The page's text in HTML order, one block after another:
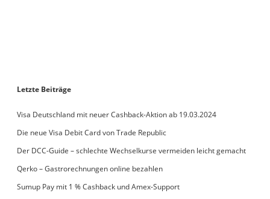
Letzte Beiträge
Visa Deutschland mit neuer Cashback-Aktion ab 19.03.2024
Die neue Visa Debit Card von Trade Republic
Der DCC-Guide – schlechte Wechselkurse vermeiden leicht gemacht
Qerko – Gastrorechnungen online bezahlen
Sumup Pay mit 1 % Cashback und Amex-Support